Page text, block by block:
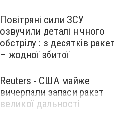
Повітряні сили ЗСУ
озвучили деталі нічного
обстрілу : з десятків ракет
– жодної збитої
Reuters - США майже
вичерпали запаси ракет
великої дальності